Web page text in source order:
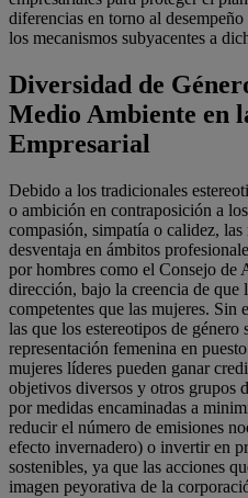
diferencias en torno al
los mecanismos subyacentes a
Diversidad de
Medio Ambiente en
Empresarial
Debido a los tradicionales
o ambición en contraposición a
compasión, simpatía o calidez, las
desventaja en ámbitos
por hombres como el Consejo de
dirección, bajo la creencia de que
competentes que las mujeres. Sin
las que los estereotipos de
representación femenina en
mujeres líderes pueden ganar
objetivos diversos y otros grupos
por medidas encaminadas a
reducir el número de emisiones
efecto invernadero) o invertir en
sostenibles, ya que las acciones
imagen peyorativa de la